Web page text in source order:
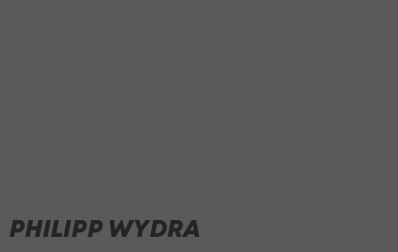
PHILIPP WYDRA